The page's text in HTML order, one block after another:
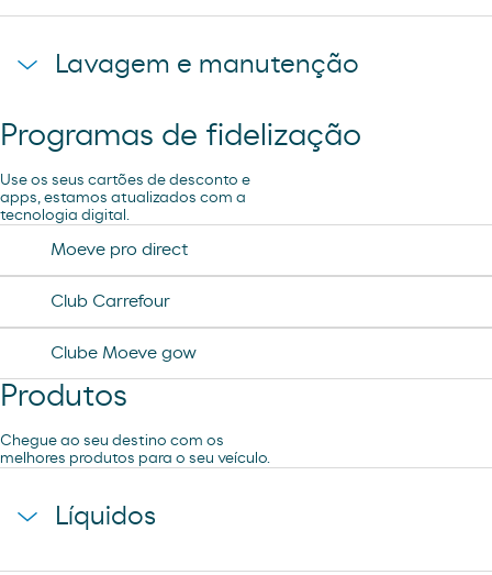
Pão de forno
Lavagem e manutenção
Ar e Água
Programas de fidelização
Use os seus cartões de desconto e
apps, estamos atualizados com a
tecnologia digital.
Moeve pro direct
Club Carrefour
Clube Moeve gow
Produtos
Chegue ao seu destino com os
melhores produtos para o seu veículo.
Líquidos